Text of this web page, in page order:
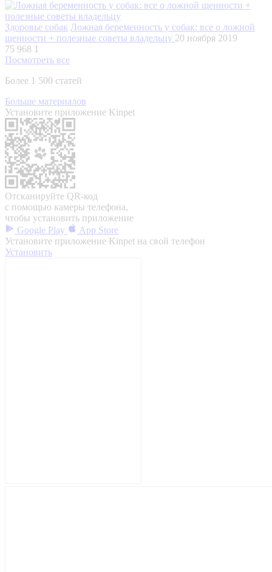
Здоровье собак Ложная беременность у собак: все о ложной
щенности + полезные советы владельцу 20 ноября 2019
75 968 1
Посмотреть все
Более 1 500 статей
Больше материалов
Установите приложение Kinpet
Отсканируйте QR-код
с помощью камеры телефона,
чтобы установить приложение
Google Play
App Store
Установите приложение Kinpet на свой телефон
Установить